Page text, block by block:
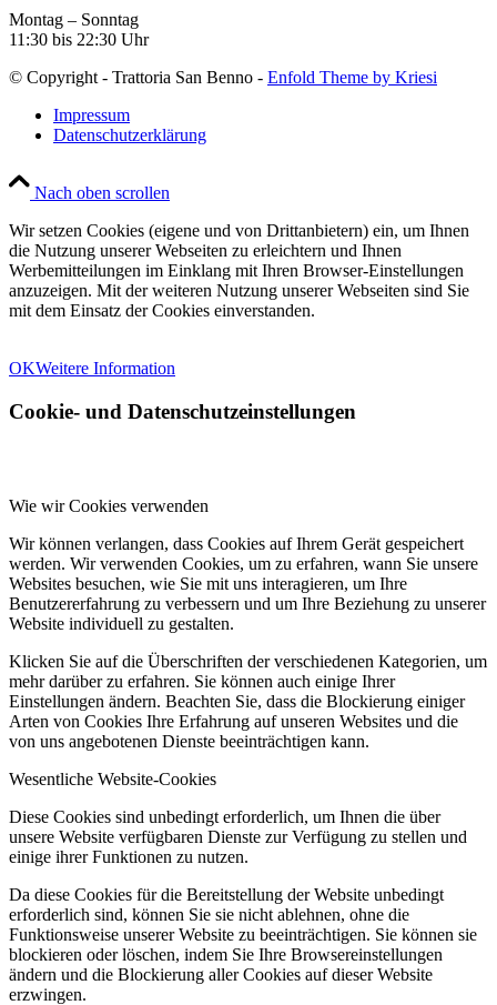
Montag – Sonntag
11:30 bis 22:30 Uhr
© Copyright - Trattoria San Benno - Enfold Theme by Kriesi
Impressum
Datenschutzerklärung
Nach oben scrollen
Wir setzen Cookies (eigene und von Drittanbietern) ein, um Ihnen
die Nutzung unserer Webseiten zu erleichtern und Ihnen
Werbemitteilungen im Einklang mit Ihren Browser-Einstellungen
anzuzeigen. Mit der weiteren Nutzung unserer Webseiten sind Sie
mit dem Einsatz der Cookies einverstanden.
OKWeitere Information
Cookie- und Datenschutzeinstellungen
Wie wir Cookies verwenden
Wir können verlangen, dass Cookies auf Ihrem Gerät gespeichert
werden. Wir verwenden Cookies, um zu erfahren, wann Sie unsere
Websites besuchen, wie Sie mit uns interagieren, um Ihre
Benutzererfahrung zu verbessern und um Ihre Beziehung zu unserer
Website individuell zu gestalten.
Klicken Sie auf die Überschriften der verschiedenen Kategorien, um
mehr darüber zu erfahren. Sie können auch einige Ihrer
Einstellungen ändern. Beachten Sie, dass die Blockierung einiger
Arten von Cookies Ihre Erfahrung auf unseren Websites und die
von uns angebotenen Dienste beeinträchtigen kann.
Wesentliche Website-Cookies
Diese Cookies sind unbedingt erforderlich, um Ihnen die über
unsere Website verfügbaren Dienste zur Verfügung zu stellen und
einige ihrer Funktionen zu nutzen.
Da diese Cookies für die Bereitstellung der Website unbedingt
erforderlich sind, können Sie sie nicht ablehnen, ohne die
Funktionsweise unserer Website zu beeinträchtigen. Sie können sie
blockieren oder löschen, indem Sie Ihre Browsereinstellungen
ändern und die Blockierung aller Cookies auf dieser Website
erzwingen.